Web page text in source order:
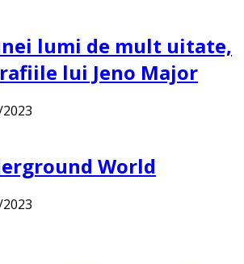
lumi de mult uitate,
lui Jeno Major
World